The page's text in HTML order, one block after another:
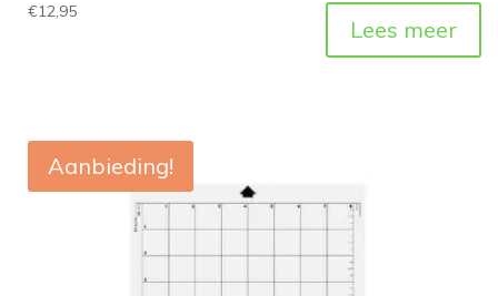
€12,95
Lees meer
Aanbieding!